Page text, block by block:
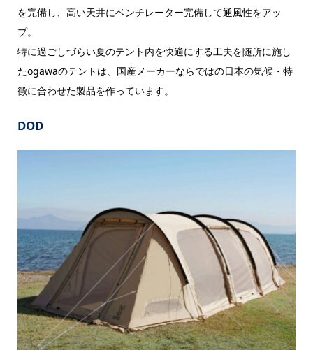
を完備し、高い天井にベンチレーター完備して通風性をアッ
プ。
特に過ごしづらい夏のテント内を快適にする工夫を随所に施し
たogawaのテントは、国産メーカーならではの日本の気候・特
徴に合わせた製品を作っています。
DOD